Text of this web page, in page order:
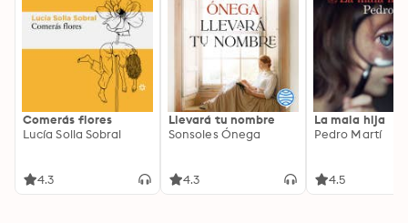
Comerás flores
Lucía Solla Sobral
4.3
Llevará tu nombre
Sonsoles Ónega
4.3
La mala hija
Pedro Martí
4.5